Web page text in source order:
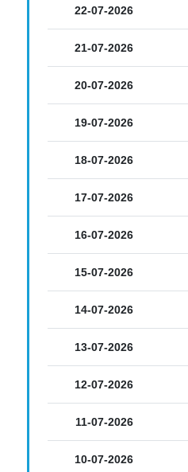
22-07-2026
21-07-2026
20-07-2026
19-07-2026
18-07-2026
17-07-2026
16-07-2026
15-07-2026
14-07-2026
13-07-2026
12-07-2026
11-07-2026
10-07-2026